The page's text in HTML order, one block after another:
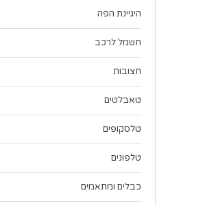
היגיינת הפה
חשמל לרכב
חצובות
טאבלטים
טלסקופים
טלפונים
כבלים ומתאמים